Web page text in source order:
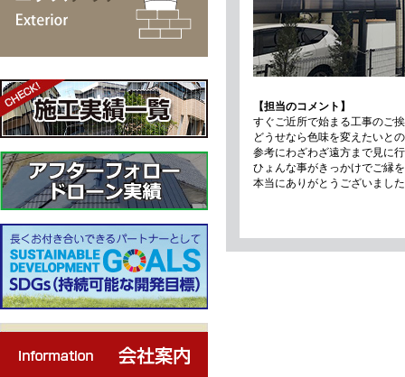
【担当のコメント】
すぐご近所で始まる工事のご
どうせなら色味を変えたいと
参考にわざわざ遠方まで見に
ひょんな事がきっかけでご縁
本当にありがとうございまし